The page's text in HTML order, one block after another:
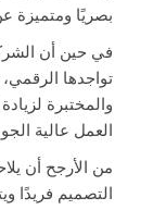
بصريًا ومتميزة
في حين أن
تواجدها
والمختبرة
العمل عالية
من الأرجح أن
التصميم فريدًا